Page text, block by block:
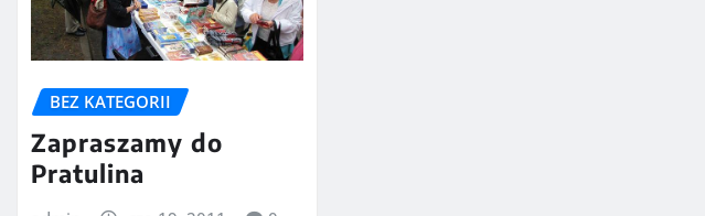
BEZ KATEGORII
Zapraszamy do
Pratulina